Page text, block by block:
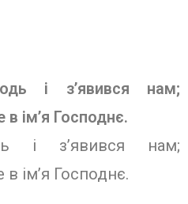
і з’явився нам;
ім’я Господнє.
і з’явився нам;
ім’я Господнє.